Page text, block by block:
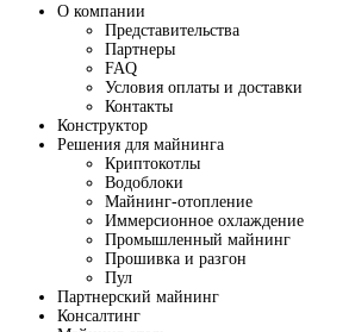
О компании
Представительства
Партнеры
FAQ
Условия оплаты и доставки
Контакты
Конструктор
Решения для майнинга
Криптокотлы
Водоблоки
Майнинг-отопление
Иммерсионное охлаждение
Промышленный майнинг
Прошивка и разгон
Пул
Партнерский майнинг
Консалтинг